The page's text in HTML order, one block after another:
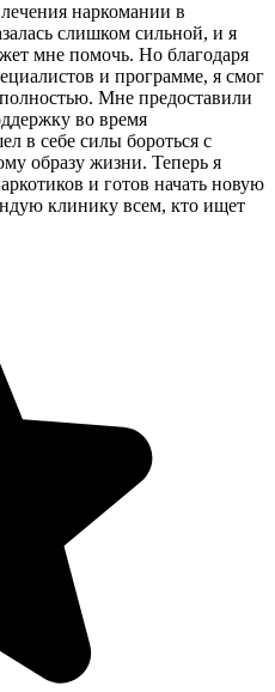
наркомании в
слишком сильной, и я
мне помочь. Но благодаря
и программе, я смог
Мне предоставили
во время
в себе силы бороться с
образу жизни. Теперь я
и готов начать новую
клинику всем, кто ищет